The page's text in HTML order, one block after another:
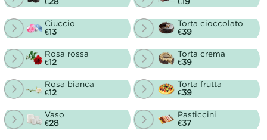
Ciuccio
€13
Rosa rossa
€12
Rosa bianca
€12
Vaso
€28
Torta cioccolato
€39
Torta crema
€39
Torta frutta
€39
Pasticcini
€37